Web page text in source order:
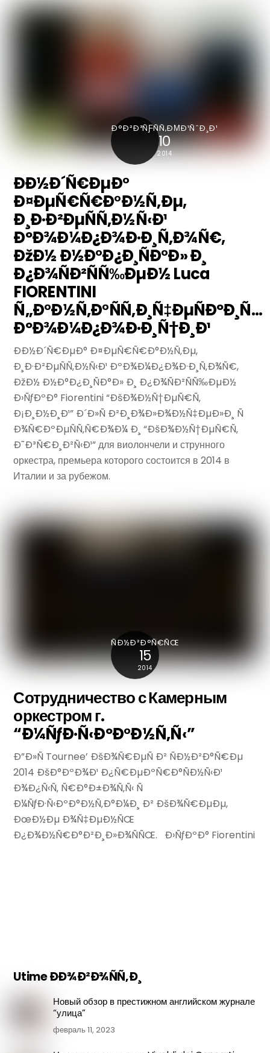
Ð°Ð²Ð³ÑƑÑÑ‚ÐΜÐ¹ÑˆÐ¸Ð¹
10
2014
ÐÐ½Ð´Ñ€ÐµÐ°
Ð¤ÐµÑ€Ñ€Ð°Ð½Ñ‚Ðµ,
Ð¸Ð·Ð²ÐµÑÑ‚Ð½Ñ‹Ð¹
ÐºÐ¾Ð¼Ð¿Ð¾Ð·Ð¸Ñ‚Ð¾Ñ€,
ÐžÐ½ Ð½Ð°Ð¿Ð¸ÑÐ°Ð» Ð¸
Ð¿Ð¾ÑÐ²ÑÑ‰ÐµÐ½ Luca
FIORENTINI
Ñ„Ð°Ð½Ñ‚Ð°ÑÑ‚Ð¸Ñ‡ÐµÑÐºÐ¸Ñ…
ÐºÐ¾Ð¼Ð¿Ð¾Ð·Ð¸Ñ†Ð¸Ð¹
ÐÐ½Ð´Ñ€ÐµÐ° Ð¤ÐµÑ€Ñ€Ð°Ð½Ñ‚Ðµ,
Ð¸Ð·Ð²ÐµÑÑ‚Ð½Ñ‹Ð¹ ÐºÐ¾Ð¼Ð¿Ð¾Ð·Ð¸Ñ‚Ð¾Ñ€,
ÐžÐ½ Ð½Ð°Ð¿Ð¸ÑÐ°Ð» Ð¸ Ð¿Ð¾ÑÐ²ÑÑ‰ÐµÐ½
Ð›ÑƒÐºÐ° Fiorentini “ÐšÐ¾Ð½Ñ†ÐµÑ€Ñ‚
Ð¡Ð¸Ð½Ð¸Ð¹” Ð´Ð»Ñ Ð²Ð¸Ð¾Ð»Ð¾Ð½Ñ‡ÐµÐ»Ð¸ Ñ
Ð¾Ñ€ÐºÐµÑÑ‚Ñ€Ð¾Ð¼ Ð¸ “ÐšÐ¾Ð½Ñ†ÐµÑ€Ñ‚
Ð˜Ð³Ñ€Ð¸Ð²Ñ‹Ð¹” для виолончели и струнного
оркестра, премьера которого состоится в 2014 в
Италии и за рубежом.
ÑÐ½Ð²Ð°Ñ€ÑŒ
15
2014
Сотрудничество с Камерным
оркестром г.
“Ð¼ÑƒÐ·Ñ‹ÐºÐ°Ð½Ñ‚Ñ‹”
Ð”Ð»Ñ Tournee’ ÐšÐ¾Ñ€ÐµÑ Ð² ÑÐ½Ð²Ð°Ñ€Ðµ
2014 ÐšÐ°ÐºÐ¾Ð¹ Ð¿Ñ€ÐµÐºÑ€Ð°ÑÐ½Ñ‹Ð¹
Ð¾Ð¿Ñ‹Ñ‚ Ñ€Ð°Ð±Ð¾Ñ‚Ñ‹ Ñ
Ð¼ÑƒÐ·Ñ‹ÐºÐ°Ð½Ñ‚Ð°Ð¼Ð¸ Ð² ÐšÐ¾Ñ€ÐµÐµ,
ÐœÐ½Ðµ Ð¾Ñ‡ÐµÐ½ÑŒ
Ð¿Ð¾Ð½Ñ€Ð°Ð²Ð¸Ð»Ð¾ÑÑŒ. Ð›ÑƒÐºÐ° Fiorentini
Utime ÐÐ¾Ð²Ð¾ÑÑ‚Ð¸
Новый обзор в престижном английском журнале
“улица”
февраль 11, 2023